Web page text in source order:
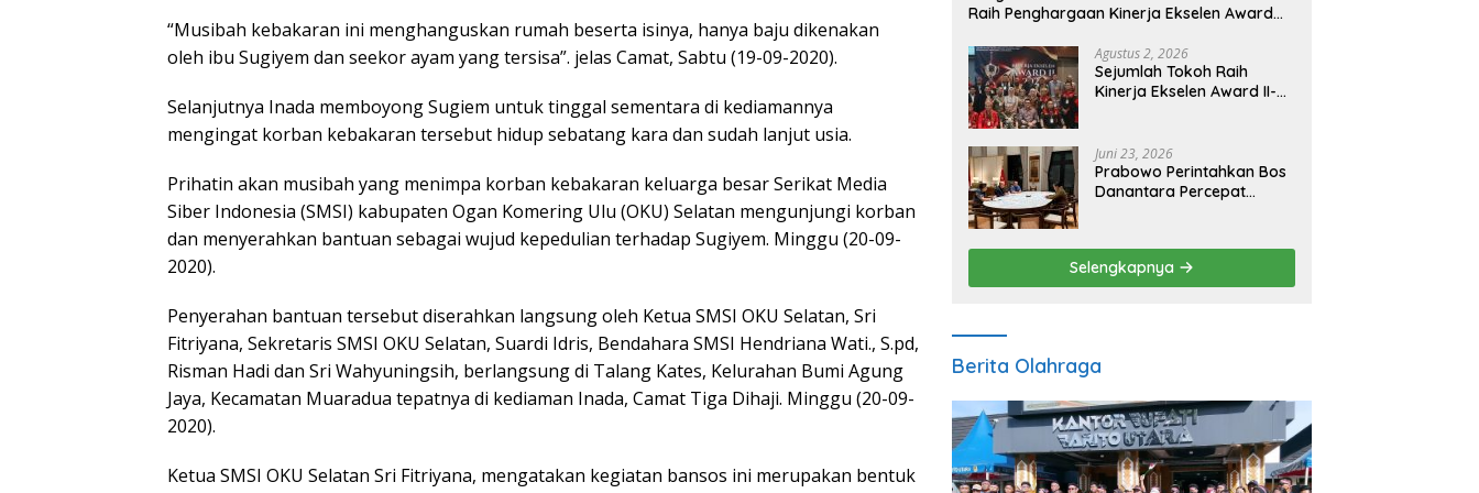
“Musibah kebakaran ini menghanguskan rumah beserta isinya, hanya baju dikenakan
oleh ibu Sugiyem dan seekor ayam yang tersisa”. jelas Camat, Sabtu (19-09-2020).
Selanjutnya Inada memboyong Sugiem untuk tinggal sementara di kediamannya
mengingat korban kebakaran tersebut hidup sebatang kara dan sudah lanjut usia.
Prihatin akan musibah yang menimpa korban kebakaran keluarga besar Serikat Media
Siber Indonesia (SMSI) kabupaten Ogan Komering Ulu (OKU) Selatan mengunjungi korban
dan menyerahkan bantuan sebagai wujud kepedulian terhadap Sugiyem. Minggu (20-09-
2020).
Penyerahan bantuan tersebut diserahkan langsung oleh Ketua SMSI OKU Selatan, Sri
Fitriyana, Sekretaris SMSI OKU Selatan, Suardi Idris, Bendahara SMSI Hendriana Wati., S.pd,
Risman Hadi dan Sri Wahyuningsih, berlangsung di Talang Kates, Kelurahan Bumi Agung
Jaya, Kecamatan Muaradua tepatnya di kediaman Inada, Camat Tiga Dihaji. Minggu (20-09-
2020).
Ketua SMSI OKU Selatan Sri Fitriyana, mengatakan kegiatan bansos ini merupakan bentuk
Raih Penghargaan Kinerja Ekselen Award
Agustus 2, 2026
Sejumlah Tokoh Raih
Kinerja Ekselen Award II-
Juni 23, 2026
Prabowo Perintahkan Bos
Danantara Percepat
Ekonomi Baru
Selengkapnya
Berita Olahraga